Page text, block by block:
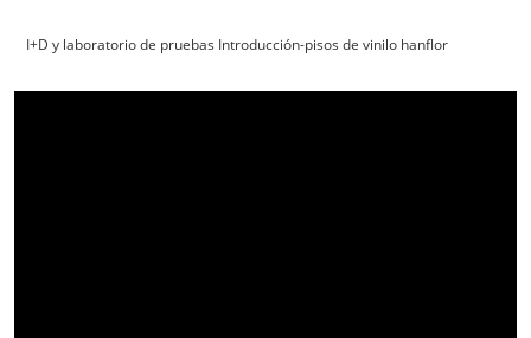
I+D y laboratorio de pruebas Introducción-pisos de vinilo hanflor